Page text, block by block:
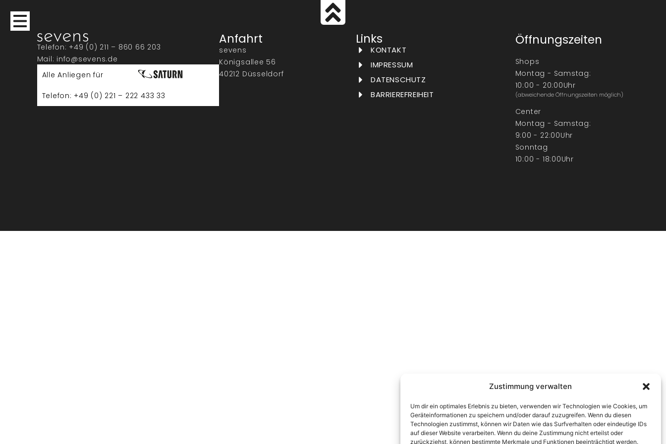
Zustimmung verwalten
Um dir ein optimales Erlebnis zu bieten, verwenden wir Technologien wie Cookies, um
Geräteinformationen zu speichern und/oder darauf zuzugreifen. Wenn du diesen
Technologien zustimmst, können wir Daten wie das Surfverhalten oder eindeutige IDs
auf dieser Website verarbeiten. Wenn du deine Zustimmung nicht erteilst oder
zurückziehst, können bestimmte Merkmale und Funktionen beeinträchtigt werden.
Telefon: +49 (0) 211 – 860 66 203
Mail: info@sevens.de
Alle Anliegen für
Telefon: +49 (0) 221 – 222 433 33
Anfahrt
sevens
Königsallee 56
40212 Düsseldorf
Links
KONTAKT
IMPRESSUM
DATENSCHUTZ
BARRIEREFREIHEIT
Öffnungszeiten
Shops
Montag - Samstag:
10:00 - 20:00Uhr
(abweichende Öffnungszeiten möglich)
Center
Montag - Samstag:
9:00 - 22:00Uhr
Sonntag
10:00 - 18:00Uhr